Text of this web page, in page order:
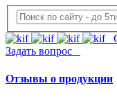
Задать вопрос
Отзывы о продукции